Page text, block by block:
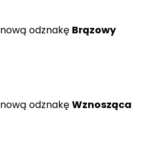
nową odznakę Brązowy
nową odznakęWznosząca